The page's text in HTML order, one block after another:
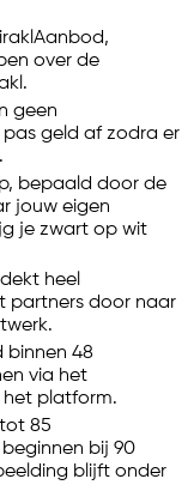
Aanbod,
over de
geen
pas geld af zodra er
bepaald door de
jouw eigen
je zwart op wit
heel
partners door naar
binnen 48
via het
het platform.
85
bij 90
blijft onder